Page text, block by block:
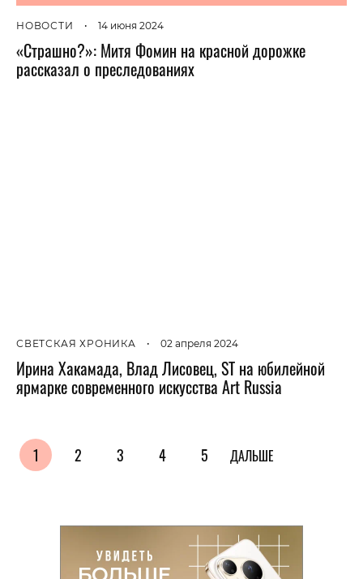
НОВОСТИ • 14 июня 2024
«Страшно?»: Митя Фомин на красной дорожке
рассказал о преследованиях
СВЕТСКАЯ ХРОНИКА • 02 апреля 2024
Ирина Хакамада, Влад Лисовец, ST на юбилейной
ярмарке современного искусства Art Russia
1 2 3 4 5 ДАЛЬШЕ